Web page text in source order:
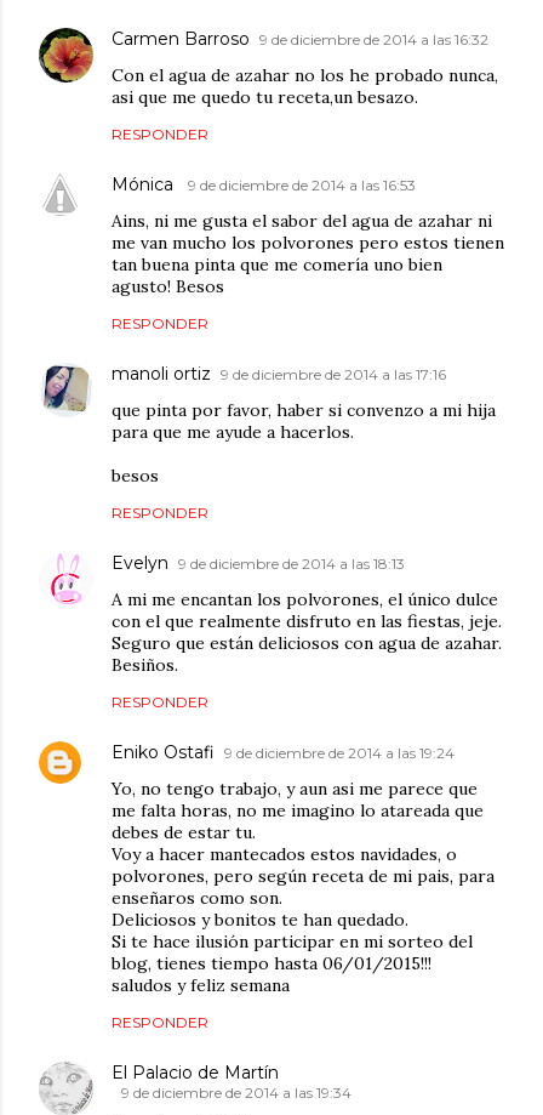
Carmen Barroso 9 de diciembre de 2014 a las 16:32
Con el agua de azahar no los he probado nunca,
asi que me quedo tu receta,un besazo.
RESPONDER
Mónica 9 de diciembre de 2014 a las 16:53
Ains, ni me gusta el sabor del agua de azahar ni
me van mucho los polvorones pero estos tienen
tan buena pinta que me comería uno bien
agusto! Besos
RESPONDER
manoli ortiz 9 de diciembre de 2014 a las 17:16
que pinta por favor, haber si convenzo a mi hija
para que me ayude a hacerlos.
besos
RESPONDER
Evelyn 9 de diciembre de 2014 a las 18:13
A mi me encantan los polvorones, el único dulce
con el que realmente disfruto en las fiestas, jeje.
Seguro que están deliciosos con agua de azahar.
Besiños.
RESPONDER
Eniko Ostafi 9 de diciembre de 2014 a las 19:24
Yo, no tengo trabajo, y aun asi me parece que
me falta horas, no me imagino lo atareada que
debes de estar tu.
Voy a hacer mantecados estos navidades, o
polvorones, pero según receta de mi pais, para
enseñaros como son.
Deliciosos y bonitos te han quedado.
Si te hace ilusión participar en mi sorteo del
blog, tienes tiempo hasta 06/01/2015!!!
saludos y feliz semana
RESPONDER
El Palacio de Martín
9 de diciembre de 2014 a las 19:34